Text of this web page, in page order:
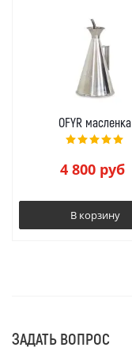
OFYR масленка
4 800руб
В корзину
ЗАДАТЬ ВОПРОС